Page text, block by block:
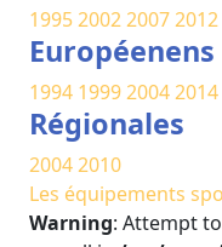
1995200220072012
Européenens
1994 199920042014
Régionales
20042010
Les équipements
Warning: Attempt